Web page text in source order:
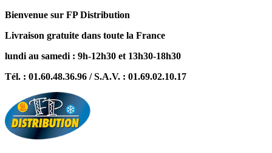
Bienvenue sur FP Distribution
Livraison gratuite dans toute la France
lundi au samedi : 9h-12h30 et 13h30-18h30
Tél. : 01.60.48.36.96 / S.A.V. : 01.69.02.10.17